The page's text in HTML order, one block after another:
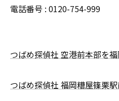
電話番号 : 0120-754-999
つばめ探偵社 空港前本部を
つばめ探偵社 福岡糟屋篠栗